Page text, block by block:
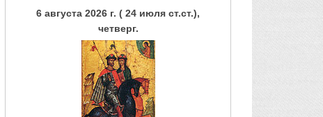
6 августа 2026 г. ( 24 июля ст.ст.),
четверг.